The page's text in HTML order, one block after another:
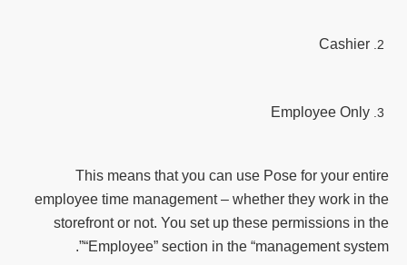
Cashier
Employee Only
This means that you can use Pose for your entire
employee time management – whether they work in the
storefront or not. You set up these permissions in the
“Employee” section in the “management system”.